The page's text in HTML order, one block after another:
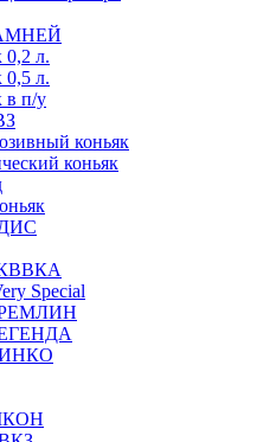
0,2 л.
0,5 л.
в п/у
коньяк
коньяк
Special